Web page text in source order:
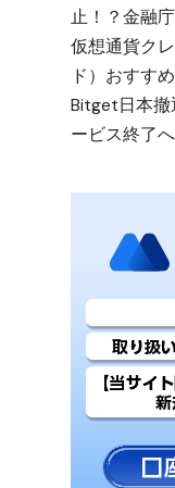
止！？金融
仮想通貨ク
ド）おすす
Bitget日本撤
ービス終了